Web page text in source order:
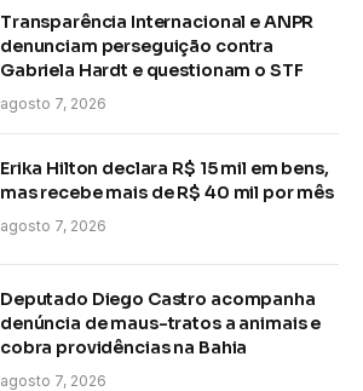
Transparência Internacional e ANPR
denunciam perseguição contra
Gabriela Hardt e questionam o STF
agosto 7, 2026
Erika Hilton declara R$ 15 mil em bens,
mas recebe mais de R$ 40 mil por mês
agosto 7, 2026
Deputado Diego Castro acompanha
denúncia de maus-tratos a animais e
cobra providências na Bahia
agosto 7, 2026